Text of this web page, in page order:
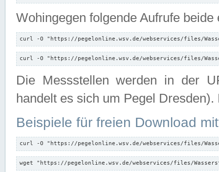
Wohingegen folgende Aufrufe beide
curl -O "https://pegelonline.wsv.de/webservices/files/
curl -O "https://pegelonline.wsv.de/webservices/files/
Die Messstellen werden in der
handelt es sich um Pegel
Beispiele für freien Download
curl -O "https://pegelonline.wsv.de/webservices/files/
wget "https://pegelonline.wsv.de/webservices/files/